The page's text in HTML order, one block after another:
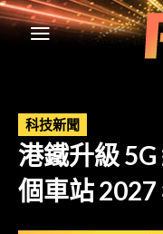
科技新聞
港鐵升級
個車站